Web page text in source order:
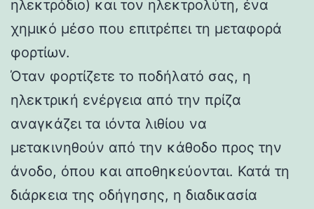
ηλεκτρόδιο) και τον ηλεκτρολύτη, ένα
χημικό μέσο που επιτρέπει τη μεταφορά
φορτίων.
Όταν φορτίζετε το ποδήλατό σας, η
ηλεκτρική ενέργεια από την πρίζα
αναγκάζει τα ιόντα λιθίου να
μετακινηθούν από την κάθοδο προς την
άνοδο, όπου και αποθηκεύονται. Κατά τη
διάρκεια της οδήγησης, η διαδικασία